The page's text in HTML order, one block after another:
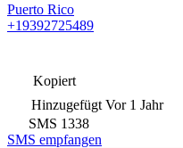
Puerto Rico
+19392725489
Kopiert
Hinzugefügt Vor 1 Jahr
SMS 1338
SMS empfangen